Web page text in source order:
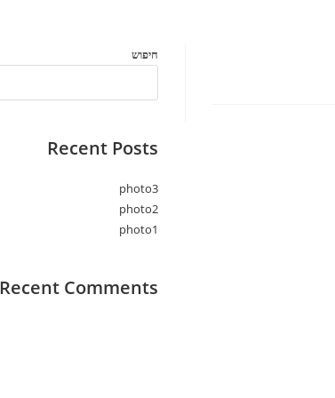
חיפוש
Recent Posts
photo3
photo2
photo1
Recent Comments